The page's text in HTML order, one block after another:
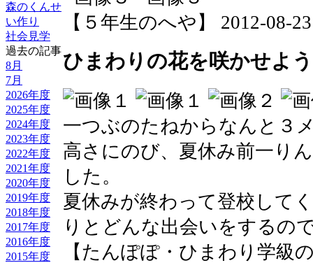
森のくんせ
い作り
社会見学
過去の記事
8月
7月
2026年度
2025年度
2024年度
2023年度
2022年度
2021年度
2020年度
2019年度
2018年度
2017年度
2016年度
2015年度
【５年生のへや】 2012-08-
ひまわりの花を咲かせよう
一つぶのたねからなんと３
高さにのび、夏休み前一り
した。
夏休みが終わって登校して
りとどんな出会いをするの
【たんぽぽ・ひまわり学級